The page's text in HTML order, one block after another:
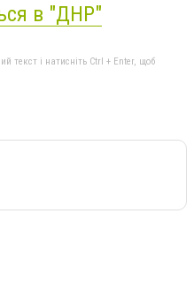
в "ДНР"
текст і натисніть Ctrl + Enter, щоб